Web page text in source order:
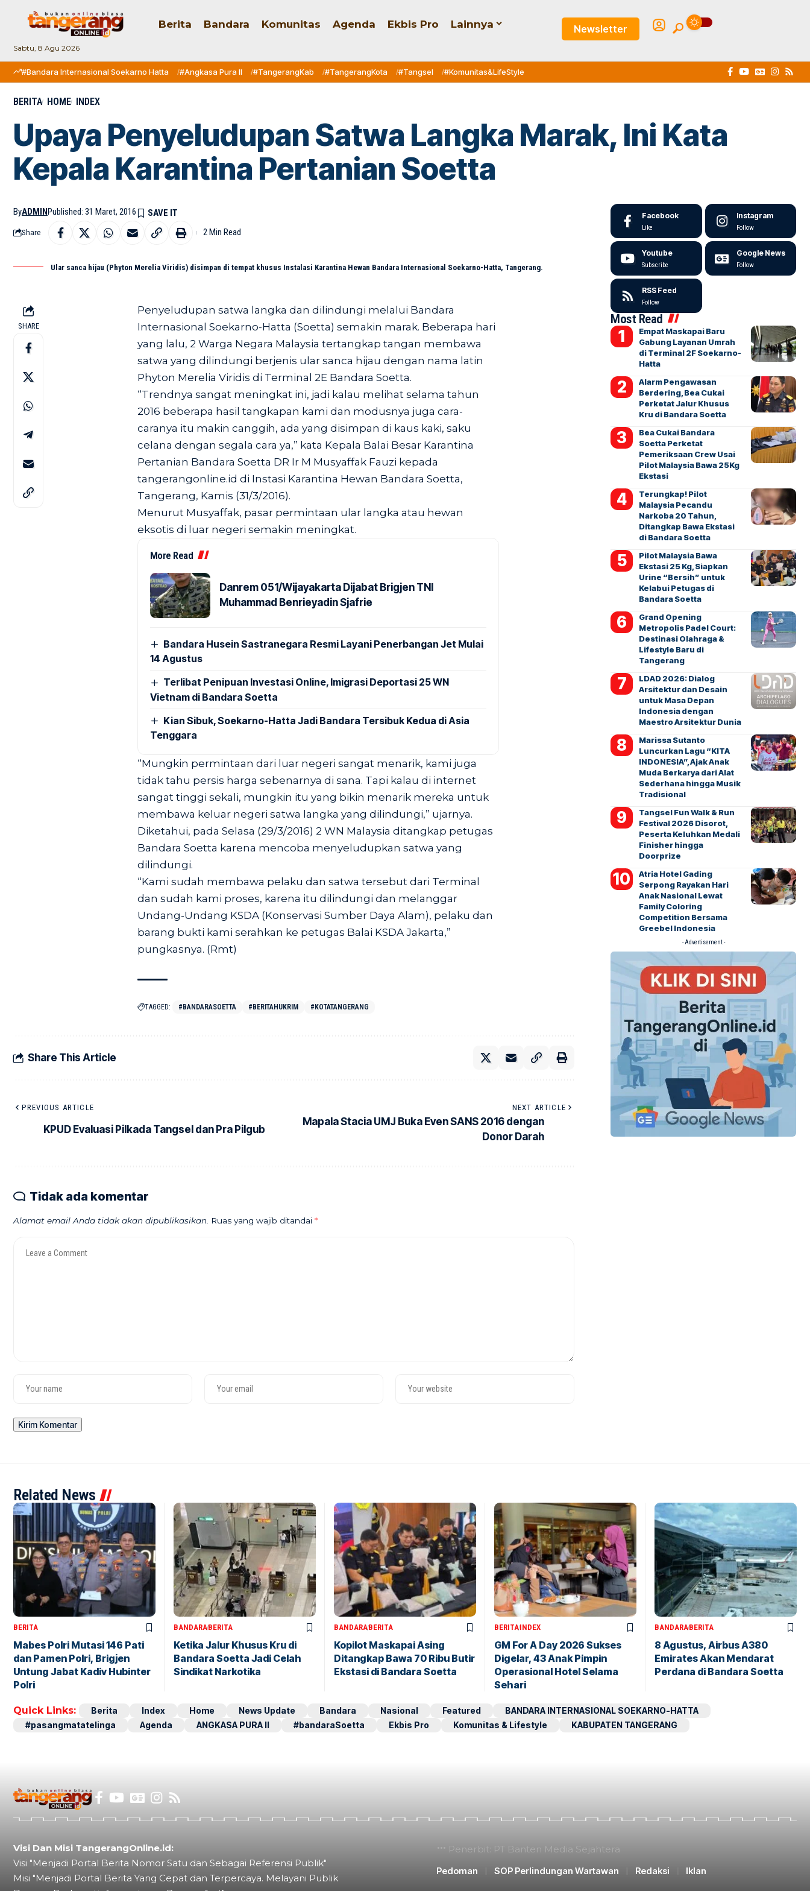
Sabtu, 8 Agu 2026
Berita Bandara Komunitas Agenda Ekbis Pro Lainnya Newsletter
#Bandara Internasional Soekarno Hatta #Angkasa Pura II #TangerangKab #TangerangKota #Tangsel #Komunitas&LifeStyle
BERITA HOME INDEX
Upaya Penyeludupan Satwa Langka Marak, Ini Kata
Kepala Karantina Pertanian Soetta
ByADMINPublished: 31 Maret, 2016
Share 2 Min Read
Ular sanca hijau (Phyton Merelia Viridis) disimpan di tempat khusus Instalasi Karantina Hewan Bandara Internasional Soekarno-Hatta, Tangerang.
SHARE
Penyeludupan satwa langka dan dilindungi melalui Bandara
Internasional Soekarno-Hatta (Soetta) semakin marak. Beberapa hari
yang lalu, 2 Warga Negara Malaysia tertangkap tangan membawa
satwa yang dilindungi berjenis ular sanca hijau dengan nama latin
Phyton Merelia Viridis di Terminal 2E Bandara Soetta.
“Trendnya sangat meningkat ini, jadi kalau melihat selama tahun
2016 beberapa hasil tangkapan kami dan modusnya juga cara-
caranya itu makin canggih, ada yang disimpan di kaus kaki, saku
celana dengan segala cara ya,” kata Kepala Balai Besar Karantina
Pertanian Bandara Soetta DR Ir M Musyaffak Fauzi kepada
tangerangonline.id di Instasi Karantina Hewan Bandara Soetta,
Tangerang, Kamis (31/3/2016).
Menurut Musyaffak, pasar permintaan ular langka atau hewan
eksotis di luar negeri semakin meningkat.
More Read
Danrem 051/Wijayakarta Dijabat Brigjen TNI
Muhammad Benrieyadin Sjafrie
Bandara Husein Sastranegara Resmi Layani Penerbangan Jet Mulai
14 Agustus
Terlibat Penipuan Investasi Online, Imigrasi Deportasi 25 WN
Vietnam di Bandara Soetta
Kian Sibuk, Soekarno-Hatta Jadi Bandara Tersibuk Kedua di Asia
Tenggara
“Mungkin permintaan dari luar negeri sangat menarik, kami juga
tidak tahu persis harga sebenarnya di sana. Tapi kalau di internet
sangat tinggi sekali, mungkin itu yang bikin menarik mereka untuk
membawa keluar negeri satwa langka yang dilindungi,” ujarnya.
Diketahui, pada Selasa (29/3/2016) 2 WN Malaysia ditangkap petugas
Bandara Soetta karena mencoba menyeludupkan satwa yang
dilindungi.
“Kami sudah membawa pelaku dan satwa tersebut dari Terminal
dan sudah kami proses, karena itu dilindungi dan melanggar
Undang-Undang KSDA (Konservasi Sumber Daya Alam), pelaku dan
barang bukti kami serahkan ke petugas Balai KSDA Jakarta,”
pungkasnya. (Rmt)
TAGGED: #BANDARASOETTA #BERITAHUKRIM #KOTATANGERANG
Share This Article
PREVIOUS ARTICLE
KPUD Evaluasi Pilkada Tangsel dan Pra Pilgub
NEXT ARTICLE
Mapala Stacia UMJ Buka Even SANS 2016 dengan
Donor Darah
Tidak ada komentar
Alamat email Anda tidak akan dipublikasikan. Ruas yang wajib ditandai *
Facebook
Like
Instagram
Follow
Youtube
Subscribe
Google News
Follow
RSS Feed
Follow
Most Read
Empat Maskapai Baru
Gabung Layanan Umrah
di Terminal 2F Soekarno-
Hatta
Alarm Pengawasan
Berdering, Bea Cukai
Perketat Jalur Khusus
Kru di Bandara Soetta
Bea Cukai Bandara
Soetta Perketat
Pemeriksaan Crew Usai
Pilot Malaysia Bawa 25Kg
Ekstasi
Terungkap! Pilot
Malaysia Pecandu
Narkoba 20 Tahun,
Ditangkap Bawa Ekstasi
di Bandara Soetta
Pilot Malaysia Bawa
Ekstasi 25 Kg, Siapkan
Urine “Bersih” untuk
Kelabui Petugas di
Bandara Soetta
Grand Opening
Metropolis Padel Court:
Destinasi Olahraga &
Lifestyle Baru di
Tangerang
LDAD 2026: Dialog
Arsitektur dan Desain
untuk Masa Depan
Indonesia dengan
Maestro Arsitektur Dunia
Marissa Sutanto
Luncurkan Lagu “KITA
INDONESIA”, Ajak Anak
Muda Berkarya dari Alat
Sederhana hingga Musik
Tradisional
Tangsel Fun Walk & Run
Festival 2026 Disorot,
Peserta Keluhkan Medali
Finisher hingga
Doorprize
Atria Hotel Gading
Serpong Rayakan Hari
Anak Nasional Lewat
Family Coloring
Competition Bersama
Greebel Indonesia
- Advertisement -
Related News
BERITA
Mabes Polri Mutasi 146 Pati
dan Pamen Polri, Brigjen
Untung Jabat Kadiv Hubinter
Polri
BANDARABERITA
Ketika Jalur Khusus Kru di
Bandara Soetta Jadi Celah
Sindikat Narkotika
BANDARABERITA
Kopilot Maskapai Asing
Ditangkap Bawa 70 Ribu Butir
Ekstasi di Bandara Soetta
BERITAINDEX
GM For A Day 2026 Sukses
Digelar, 43 Anak Pimpin
Operasional Hotel Selama
Sehari
BANDARABERITA
8 Agustus, Airbus A380
Emirates Akan Mendarat
Perdana di Bandara Soetta
Quick Links: Berita Index Home News Update Bandara Nasional Featured
BANDARA INTERNASIONAL SOEKARNO-HATTA
#pasangmatatelinga
Agenda ANGKASA PURA II #bandaraSoetta Ekbis Pro Komunitas & Lifestyle KABUPATEN TANGERANG
Visi Dan Misi TangerangOnline.id:
Visi "Menjadi Portal Berita Nomor Satu dan Sebagai Referensi Publik"
Misi "Menjadi Portal Berita Yang Cepat dan Terpercaya. Melayani Publik
Penerbit: PT Banten Media Sejahtera
Pedoman
SOP Perlindungan Wartawan Redaksi Iklan